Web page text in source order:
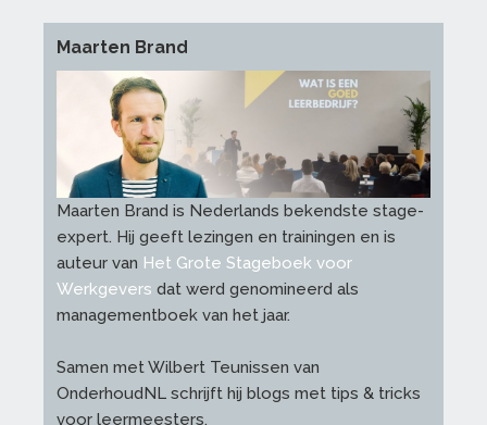
Maarten Brand
Maarten Brand is Nederlands bekendste stage-
expert. Hij geeft lezingen en trainingen en is
auteur van Het Grote Stageboek voor
Werkgevers dat werd genomineerd als
managementboek van het jaar.
Samen met Wilbert Teunissen van
OnderhoudNL schrijft hij blogs met tips & tricks
voor leermeesters.